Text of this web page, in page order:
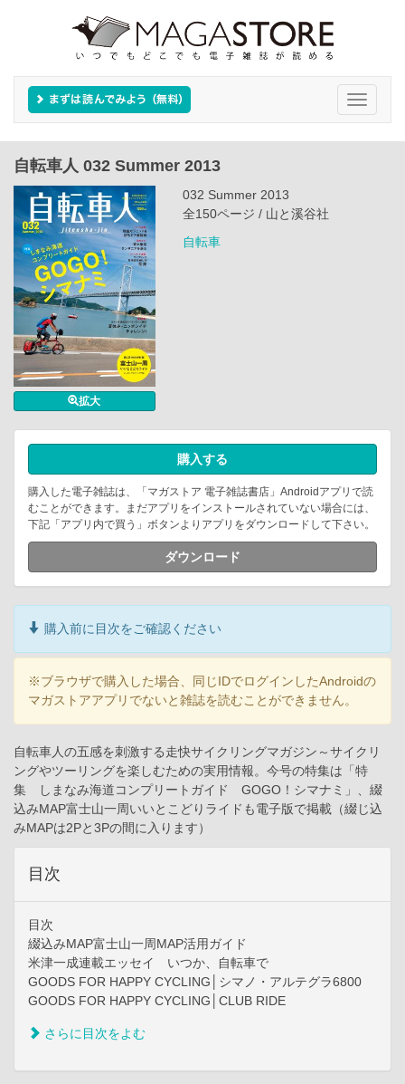
Toggle
自転車人 032 Summer 2013
拡大
032 Summer 2013
全150ページ / 山と溪谷社
自転車
購入する
購入した電子雑誌は、「マガストア 電子雑誌書店」Androidアプリで読
むことができます。まだアプリをインストールされていない場合には、
下記「アプリ内で買う」ボタンよりアプリをダウンロードして下さい。
ダウンロード
購入前に目次をご確認ください
※ブラウザで購入した場合、同じIDでログインしたAndroidの
マガストアアプリでないと雑誌を読むことができません。
自転車人の五感を刺激する走快サイクリングマガジン～サイクリ
ングやツーリングを楽しむための実用情報。今号の特集は「特
集 しまなみ海道コンプリートガイド GOGO！シマナミ」、綴
込みMAP富士山一周いいとこどりライドも電子版で掲載（綴じ込
みMAPは2Pと3Pの間に入ります）
目次
目次
綴込みMAP富士山一周MAP活用ガイド
米津一成連載エッセイ いつか、自転車で
GOODS FOR HAPPY CYCLING│シマノ・アルテグラ6800
GOODS FOR HAPPY CYCLING│CLUB RIDE
さらに目次をよむ